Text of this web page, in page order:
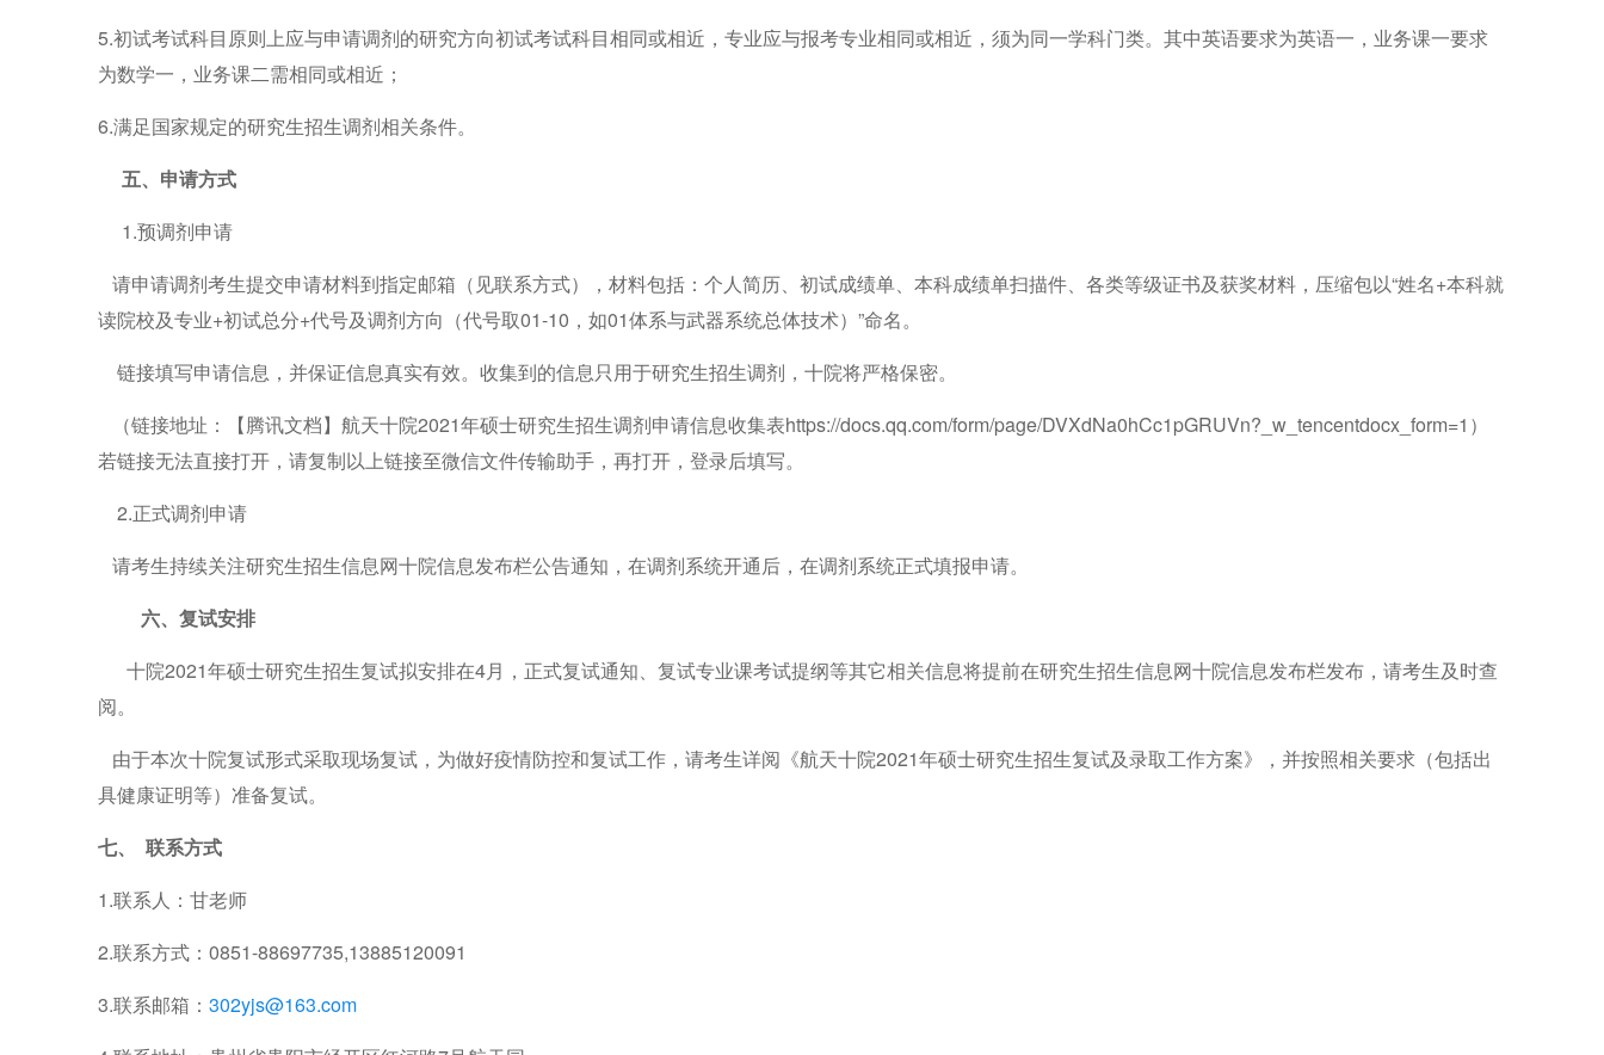
5.初试考试科目原则上应与申请调剂的研究方向初试考试科目相同或相近，专业应与报考专业相同或相近，须为同一学科门类。其中英语要求为英语一，业务课一要求
为数学一，业务课二需相同或相近；
6.满足国家规定的研究生招生调剂相关条件。
五、申请方式
1.预调剂申请
请申请调剂考生提交申请材料到指定邮箱（见联系方式），材料包括：个人简历、初试成绩单、本科成绩单扫描件、各类等级证书及获奖材料，压缩包以“姓名+本科就
读院校及专业+初试总分+代号及调剂方向（代号取01-10，如01体系与武器系统总体技术）”命名。
链接填写申请信息，并保证信息真实有效。收集到的信息只用于研究生招生调剂，十院将严格保密。
（链接地址：
【腾讯文档】航天十院2021年硕士研究生招生调剂申请信息收集表https://docs.qq.com/form/page/DVXdNa0hCc1pGRUVn?_w_tencentdocx_form=1 ）
若链接无法直接打开，请复制以上链接至微信文件传输助手，再打开，登录后填写。
2.正式调剂申请
请考生持续关注研究生招生信息网十院信息发布栏公告通知，在调剂系统开通后，在调剂系统正式填报申请。
六、复试安排
十院2021年硕士研究生招生复试拟安排在4月，正式复试通知、复试专业课考试提纲等其它相关信息将提前在研究生招生信息网十院信息发布栏发布，请考生及时查
阅。
由于本次十院复试形式采取现场复试，为做好疫情防控和复试工作，请考生详阅《航天十院2021年硕士研究生招生复试及录取工作方案》，并按照相关要求（包括出
具健康证明等）准备复试。
七、
联系方式
1.联系人：甘老师
2.联系方式：0851-88697735,13885120091
3.联系邮箱： 302yjs@163.com